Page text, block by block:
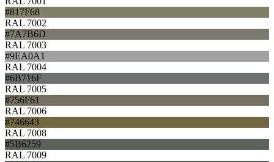
#817F68
RAL 7002
#7A7B6D
RAL 7003
#9EA0A1
RAL 7004
#6B716F
RAL 7005
#756F61
RAL 7006
#746643
RAL 7008
#5B6259
RAL 7009